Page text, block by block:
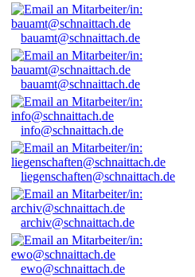
bauamt@schnaittach.de
bauamt@schnaittach.de
info@schnaittach.de
liegenschaften@schnaittach.de
archiv@schnaittach.de
ewo@schnaittach.de